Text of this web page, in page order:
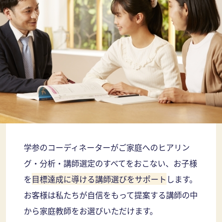
学参のコーディネーターがご家庭へのヒアリン
グ・分析・講師選定のすべてをおこない、お子様
を目標達成に導ける講師選びをサポート します。
お客様は私たちが自信をもって提案する講師の中
から家庭教師をお選びいただけます。